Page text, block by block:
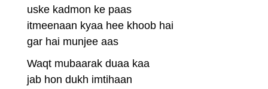
uske kadmon ke paas
itmeenaan kyaa hee khoob hai
gar hai munjee aas
Waqt mubaarak duaa kaa
jab hon dukh imtihaan